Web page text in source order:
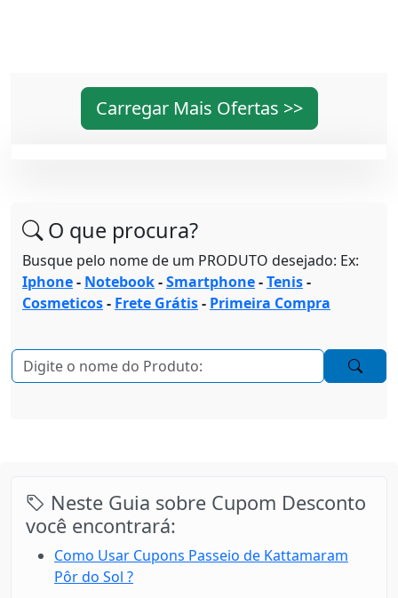
Carregar Mais Ofertas >>
O que procura?
Busque pelo nome de um PRODUTO desejado: Ex:
Iphone- Notebook-Smartphone-Tenis-
Cosmeticos- Frete Grátis- Primeira Compra
Neste Guia sobre Cupom Desconto
você encontrará:
Como Usar Cupons Passeio de Kattamaram
Pôr do Sol ?